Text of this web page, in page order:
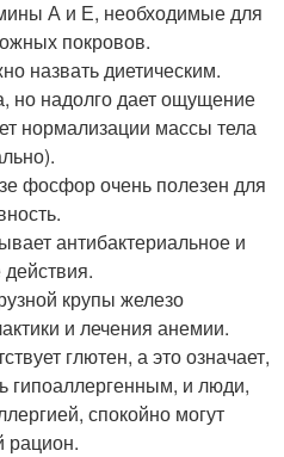
А и Е, необходимые для
покровов.
назвать диетическим.
но надолго дает ощущение
нормализации массы тела
фосфор очень полезен для
антибактериальное и
крупы железо
и лечения анемии.
глютен, а это означает,
гипоаллергенным, и люди,
спокойно могут
рацион.